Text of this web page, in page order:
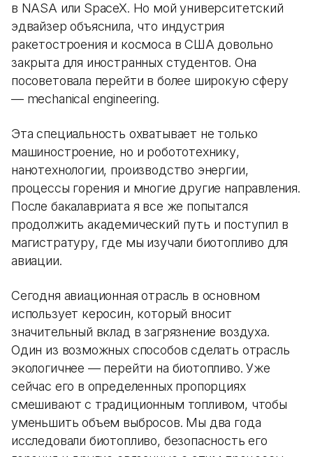
в NASA или SpaceX. Но мой университетский
эдвайзер объяснила, что индустрия
ракетостроения и космоса в США довольно
закрыта для иностранных студентов. Она
посоветовала перейти в более широкую сферу
— mechanical engineering.
Эта специальность охватывает не только
машиностроение, но и робототехнику,
нанотехнологии, производство энергии,
процессы горения и многие другие направления.
После бакалавриата я все же попытался
продолжить академический путь и поступил в
магистратуру, где мы изучали биотопливо для
авиации.
Сегодня авиационная отрасль в основном
использует керосин, который вносит
значительный вклад в загрязнение воздуха.
Один из возможных способов сделать отрасль
экологичнее — перейти на биотопливо. Уже
сейчас его в определенных пропорциях
смешивают с традиционным топливом, чтобы
уменьшить объем выбросов. Мы два года
исследовали биотопливо, безопасность его